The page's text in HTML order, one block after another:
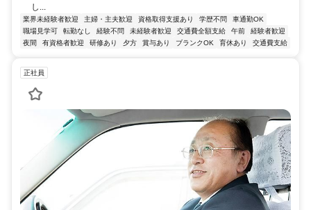
し...
業界未経験者歓迎 主婦・主夫歓迎 資格取得支援あり 学歴不問
車通勤OK
職場見学可
転勤なし 経験不問 未経験者歓迎 交通費全額支給 午前
経験者歓迎
夜間
有資格者歓迎 研修あり 夕方 賞与あり ブランクOK 育休あり 交通費支給
正社員